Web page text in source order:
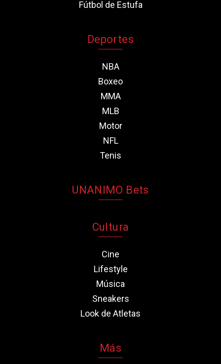
Fútbol de Estufa
Deportes
NBA
Boxeo
MMA
MLB
Motor
NFL
Tenis
UNANIMO Bets
Cultura
Cine
Lifestyle
Música
Sneakers
Look de Atletas
Más